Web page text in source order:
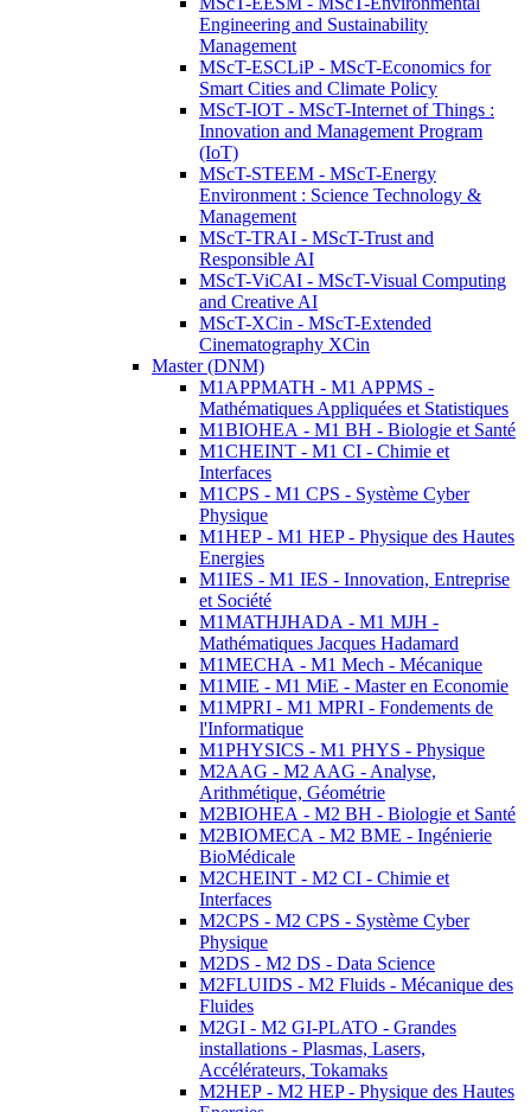
Engineering and Sustainability
Management
MScT-ESCLiP - MScT-Economics for
Smart Cities and Climate Policy
MScT-IOT - MScT-Internet of Things :
Innovation and Management Program
(IoT)
MScT-STEEM - MScT-Energy
Environment : Science Technology &
Management
MScT-TRAI - MScT-Trust and
Responsible AI
MScT-ViCAI - MScT-Visual Computing
and Creative AI
MScT-XCin - MScT-Extended
Cinematography XCin
Master (DNM)
M1APPMATH - M1 APPMS -
Mathématiques Appliquées et Statistiques
M1BIOHEA - M1 BH - Biologie et Santé
M1CHEINT - M1 CI - Chimie et
Interfaces
M1CPS - M1 CPS - Système Cyber
Physique
M1HEP - M1 HEP - Physique des Hautes
Energies
M1IES - M1 IES - Innovation, Entreprise
et Société
M1MATHJHADA - M1 MJH -
Mathématiques Jacques Hadamard
M1MECHA - M1 Mech - Mécanique
M1MIE - M1 MiE - Master en Economie
M1MPRI - M1 MPRI - Fondements de
l'Informatique
M1PHYSICS - M1 PHYS - Physique
M2AAG - M2 AAG - Analyse,
Arithmétique, Géométrie
M2BIOHEA - M2 BH - Biologie et Santé
M2BIOMECA - M2 BME - Ingénierie
BioMédicale
M2CHEINT - M2 CI - Chimie et
Interfaces
M2CPS - M2 CPS - Système Cyber
Physique
M2DS - M2 DS - Data Science
M2FLUIDS - M2 Fluids - Mécanique des
Fluides
M2GI - M2 GI-PLATO - Grandes
installations - Plasmas, Lasers,
Accélérateurs, Tokamaks
M2HEP - M2 HEP - Physique des Hautes